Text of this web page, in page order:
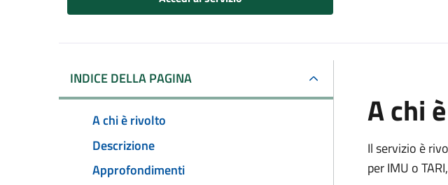
INDICE DELLA PAGINA
A chi è rivolto
Descrizione
Approfondimenti
A chi
Il servizio è
per IMU o